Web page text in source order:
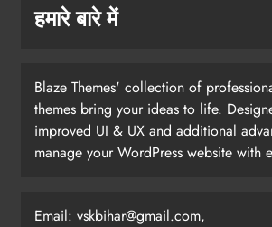
हमारे बारे में
Blaze Themes' collection of
themes bring your ideas to life.
improved UI & UX and additional
manage your WordPress website with
Email: vskbihar@gmail.com,